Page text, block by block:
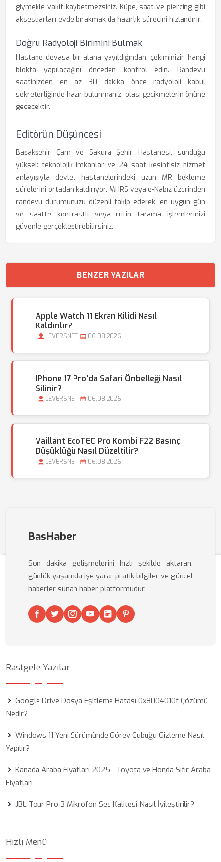
giymekle vakit kaybetmezsiniz. Küpe, saat ve piercing gibi
aksesuarları evde bırakmak da hazırlık sürecini hızlandırır.
Doğru Radyoloji Birimini Bulmak
Hastane devasa bir alana yayıldığından, çekiminizin hangi
blokta yapılacağını önceden kontrol edin. Randevu
saatinizden en az 30 dakika önce radyoloji kabul
sekreterliğinde hazır bulunmanız, olası gecikmelerin önüne
geçecektir.
Editörün Düşüncesi
Başakşehir Çam ve Sakura Şehir Hastanesi, sunduğu
yüksek teknolojik imkanlar ve 24 saat kesintisiz hizmet
anlayışıyla devlet hastanelerindeki uzun MR bekleme
sürelerini ortadan kaldırıyor. MHRS veya e-Nabız üzerinden
randevu durumunuzu düzenli takip ederek, en uygun gün
ve saatte kontrastlı veya rutin tarama işlemlerinizi
güvenle gerçekleştirebilirsiniz.
BENZER YAZILAR
Apple Watch 11 Ekran Kilidi Nasıl
Kaldırılır?
LEVERSNET 06.08.2026
IPhone 17 Pro'da Safari Önbelleği Nasıl
Silinir?
LEVERSNET 06.08.2026
Vaillant EcoTEC Pro Kombi F22 Basınç
Düşüklüğü Nasıl Düzeltilir?
LEVERSNET 06.08.2026
BasHaber
Son dakika gelişmelerini hızlı şekilde aktaran,
günlük yaşamda işe yarar pratik bilgiler ve güncel
haberler sunan haber platformudur.
Rastgele Yazılar
Google Drive Dosya Eşitleme Hatası 0x8004010f Çözümü
Nedir?
Windows 11 Yeni Sürümünde Görev Çubuğu Gizleme Nasıl
Yapılır?
Kanada Araba Fiyatları 2025 - Toyota ve Honda Sıfır Araba
Fiyatları
JBL Tour Pro 3 Mikrofon Ses Kalitesi Nasıl İyileştirilir?
Hızlı Menü